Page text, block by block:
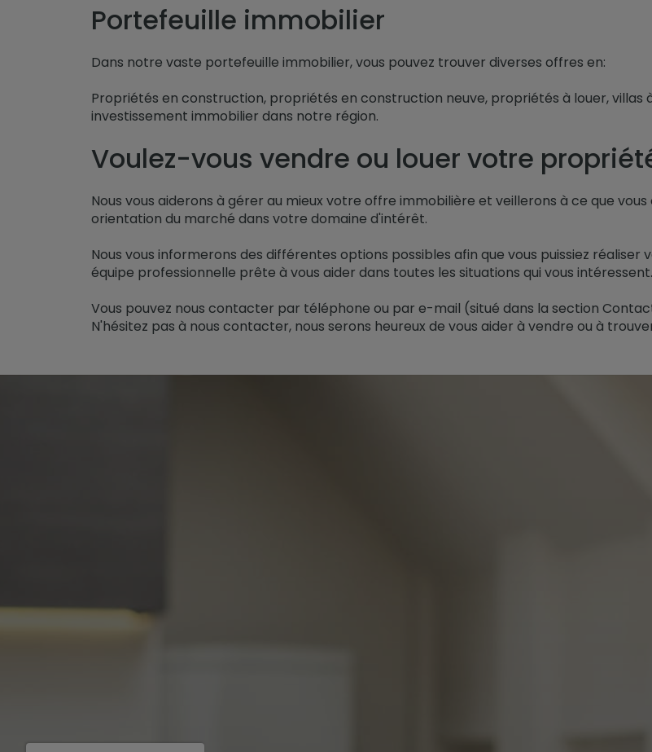
Portefeuille immobilier
Dans notre vaste portefeuille immobilier, vous pouvez trouver diverses offres en:
Propriétés en construction, propriétés en construction neuve, propriétés à louer, villas
investissement immobilier dans notre région.
Voulez-vous vendre ou louer votre
Nous vous aiderons à gérer au mieux votre offre immobilière et veillerons à ce que
orientation du marché dans votre domaine d'intérêt.
Nous vous informerons des différentes options possibles afin que vous puissiez
équipe professionnelle prête à vous aider dans toutes les situations qui vous intéressent.
Vous pouvez nous contacter par téléphone ou par e-mail (situé dans la section
N'hésitez pas à nous contacter, nous serons heureux de vous aider à vendre ou à